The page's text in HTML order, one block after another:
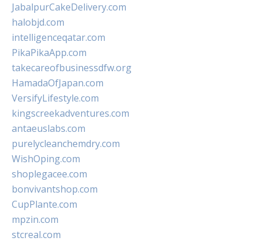
JabalpurCakeDelivery.com
halobjd.com
intelligenceqatar.com
PikaPikaApp.com
takecareofbusinessdfw.org
HamadaOfJapan.com
VersifyLifestyle.com
kingscreekadventures.com
antaeuslabs.com
purelycleanchemdry.com
WishOping.com
shoplegacee.com
bonvivantshop.com
CupPlante.com
mpzin.com
stcreal.com